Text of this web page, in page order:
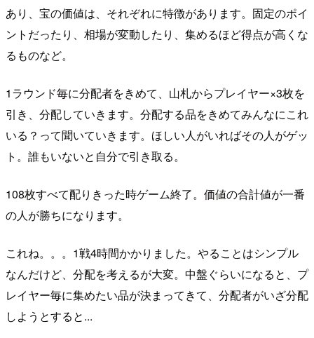
あり、宝の価値は、それぞれに特徴があります。固定のポイ
ントだったり、相場が変動したり、集めるほど得点が高くな
るものなど。
1ラウンド毎に分配者をきめて、山札からプレイヤー×3枚を
引き、分配していきます。分配する品をきめてみんなにこれ
いる？って聞いていきます。ほしい人がいればその人がゲッ
ト。誰もいないと自分で引き取る。
108枚すべて配りきった時ゲーム終了。価値の合計値が一番
の人が勝ちになります。
これね。。。1戦4時間かかりました。やることはシンプル
なんだけど、分配を考えるが大変。中盤ぐらいになると、プ
レイヤー毎に集めたい品が決まってきて、分配者がいざ分配
しようとすると...